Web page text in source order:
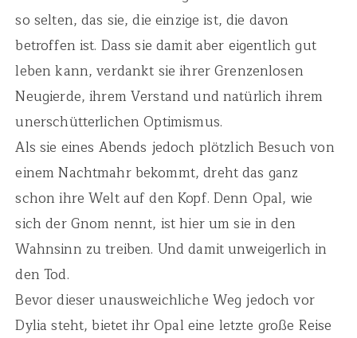
so selten, das sie, die einzige ist, die davon
betroffen ist. Dass sie damit aber eigentlich gut
leben kann, verdankt sie ihrer Grenzenlosen
Neugierde, ihrem Verstand und natürlich ihrem
unerschütterlichen Optimismus.
Als sie eines Abends jedoch plötzlich Besuch von
einem Nachtmahr bekommt, dreht das ganz
schon ihre Welt auf den Kopf. Denn Opal, wie
sich der Gnom nennt, ist hier um sie in den
Wahnsinn zu treiben. Und damit unweigerlich in
den Tod.
Bevor dieser unausweichliche Weg jedoch vor
Dylia steht, bietet ihr Opal eine letzte große Reise